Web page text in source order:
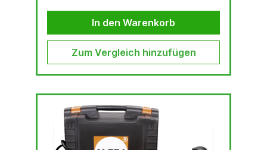
N/mm2)Quadratlocher bis 92 x 92 mm 2.0 mm
Stahlblech (S235), 1.5 mm Edelstahl (F = 600
N/mm2)Stanzkraft:...
In den Warenkorb
Zum Vergleich hinzufügen